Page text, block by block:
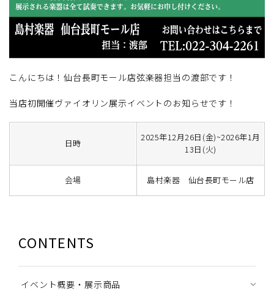
こんにちは！仙台長町モール店弦楽器担当の渡部です！
当店初開催ヴァイオリン展示イベントのお知らせです！
日時
2025年12月26日(金)~2026年1月
13日(火)
会場 島村楽器 仙台長町モール店
CONTENTS
イベント概要・展示商品